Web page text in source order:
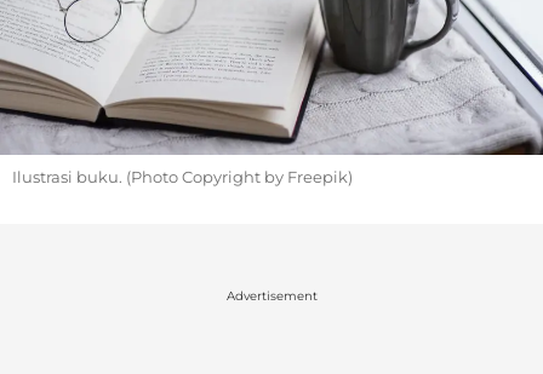
Ilustrasi buku. (Photo Copyright by Freepik)
Advertisement